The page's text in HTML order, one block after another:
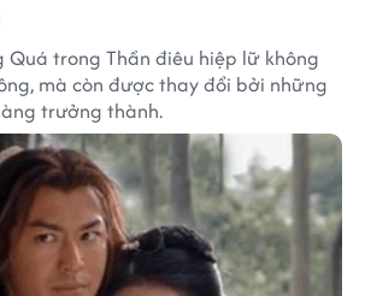
Quá trong Thần điêu hiệp lữ không
mà còn được thay đổi bởi những
trưởng thành.